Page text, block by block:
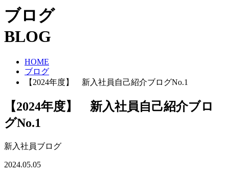
ブログ
BLOG
HOME
ブログ
【2024年度】 新入社員自己紹介ブログNo.1
【2024年度】 新入社員自己紹介ブロ
グNo.1
新入社員ブログ
2024.05.05